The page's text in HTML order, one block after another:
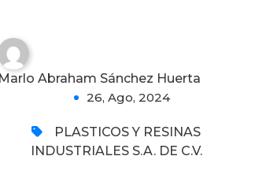
Marlo Abraham Sánchez Huerta
26, Ago, 2024
PLASTICOS Y RESINAS
INDUSTRIALES S.A. DE C.V.